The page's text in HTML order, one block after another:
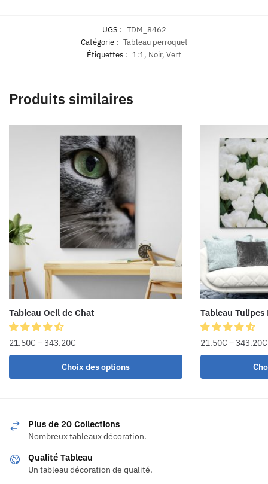
UGS : TDM_8462
Catégorie : Tableau perroquet
Étiquettes : 1:1, Noir, Vert
Produits similaires
Tableau Oeil de Chat
21.50€ –343.20€
Choix des options
Tableau Tulipes
21.50€ –343.20€
Plus de 20 Collections
Nombreux tableaux décoration.
Qualité Tableau
Un tableau décoration de qualité.